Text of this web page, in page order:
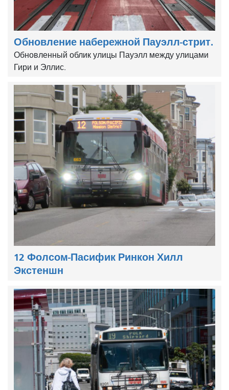
Обновление набережной Пауэлл-стрит.
Обновленный облик улицы Пауэлл между улицами
Гири и Эллис.
12 Фолсом-Пасифик Ринкон Хилл
Экстеншн